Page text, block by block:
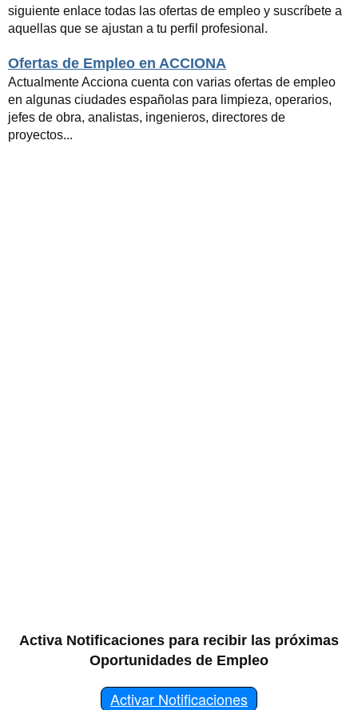
siguiente enlace todas las ofertas de empleo y suscríbete a
aquellas que se ajustan a tu perfil profesional.
Ofertas de Empleo en ACCIONA
Actualmente Acciona cuenta con varias ofertas de empleo
en algunas ciudades españolas para limpieza, operarios,
jefes de obra, analistas, ingenieros, directores de
proyectos...
Activa Notificaciones para recibir las próximas
Oportunidades de Empleo
Activar Notificaciones